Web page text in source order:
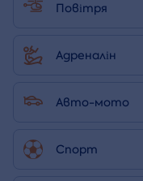
Повітря
Адреналін
Авто-мото
Спорт